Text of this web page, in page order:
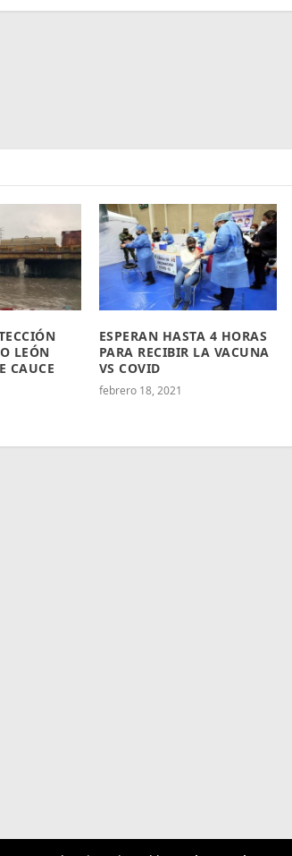
LEÓN
CAUCE
ESPERAN HASTA 4 HORAS
PARA RECIBIR LA VACUNA
VS COVID
febrero 18, 2021